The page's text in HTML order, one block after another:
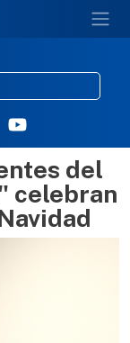
principal
del
celebran